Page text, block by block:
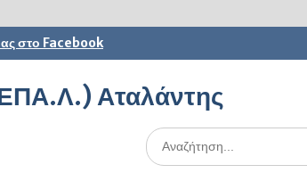
στο Facebook
Αταλάντης
Search
for: